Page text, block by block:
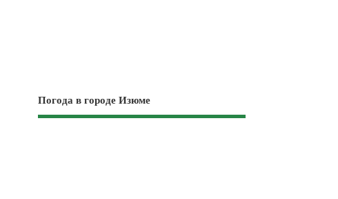
Погода в городе Изюме